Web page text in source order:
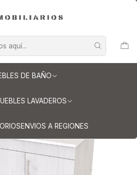
DE BAÑO
LAVADEROS
ENVIOS A REGIONES
cm con cubierta de Cuarzo / alaska